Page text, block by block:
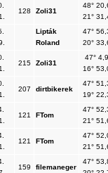
128 Zoli31
48°
21°
Lipták
Roland
47°
20°
215 Zoli31
47°
16°
207 dirtbikerek
47°
19°
121 FTom
47°
21°
121 FTom
47°
21°
159 filemaneger
47°